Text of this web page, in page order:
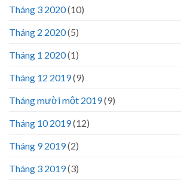
Tháng 3 2020(10)
Tháng 2 2020(5)
Tháng 1 2020(1)
Tháng 12 2019(9)
Tháng mười một 2019(9)
Tháng 10 2019(12)
Tháng 9 2019(2)
Tháng 3 2019(3)